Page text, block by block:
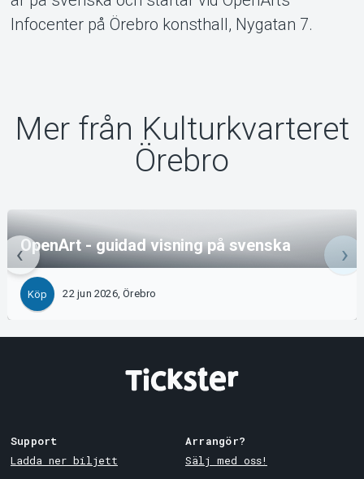
Infocenter på Örebro konsthall, Nygatan 7.
Mer från Kulturkvarteret
Örebro
OpenArt - guidad visning på svenska
Köp 22 jun 2026, Örebro
Support
Ladda ner biljett
Arrangör?
Sälj med oss!